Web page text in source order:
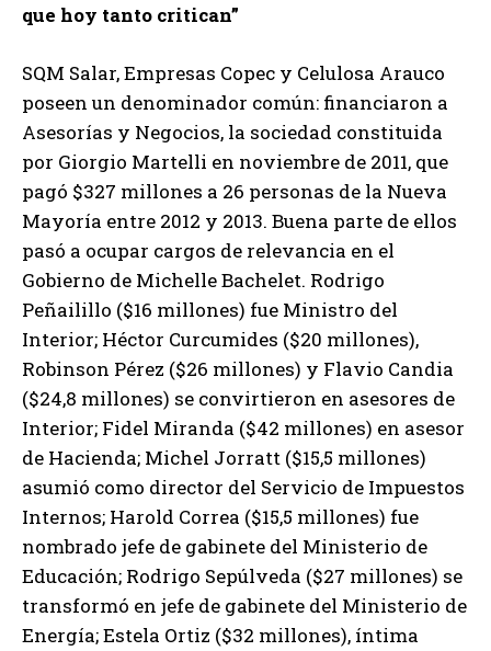
que hoy tanto critican”
SQM Salar, Empresas Copec y Celulosa Arauco
poseen un denominador común: financiaron a
Asesorías y Negocios, la sociedad constituida
por Giorgio Martelli en noviembre de 2011, que
pagó $327 millones a 26 personas de la Nueva
Mayoría entre 2012 y 2013. Buena parte de ellos
pasó a ocupar cargos de relevancia en el
Gobierno de Michelle Bachelet. Rodrigo
Peñailillo ($16 millones) fue Ministro del
Interior; Héctor Curcumides ($20 millones),
Robinson Pérez ($26 millones) y Flavio Candia
($24,8 millones) se convirtieron en asesores de
Interior; Fidel Miranda ($42 millones) en asesor
de Hacienda; Michel Jorratt ($15,5 millones)
asumió como director del Servicio de Impuestos
Internos; Harold Correa ($15,5 millones) fue
nombrado jefe de gabinete del Ministerio de
Educación; Rodrigo Sepúlveda ($27 millones) se
transformó en jefe de gabinete del Ministerio de
Energía; Estela Ortiz ($32 millones), íntima